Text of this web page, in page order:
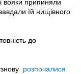
вояки припиняли
їй нищівного
до
розпочалися